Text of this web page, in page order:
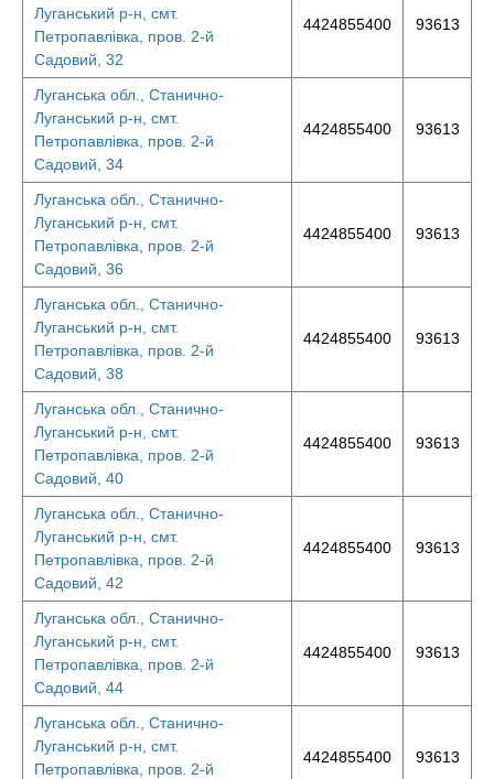
Луганський р-н, смт.
Петропавлівка, пров. 2-й
Садовий, 32
4424855400 93613
Луганська обл., Станично-
Луганський р-н, смт.
Петропавлівка, пров. 2-й
Садовий, 34
4424855400 93613
Луганська обл., Станично-
Луганський р-н, смт.
Петропавлівка, пров. 2-й
Садовий, 36
4424855400 93613
Луганська обл., Станично-
Луганський р-н, смт.
Петропавлівка, пров. 2-й
Садовий, 38
4424855400 93613
Луганська обл., Станично-
Луганський р-н, смт.
Петропавлівка, пров. 2-й
Садовий, 40
4424855400 93613
Луганська обл., Станично-
Луганський р-н, смт.
Петропавлівка, пров. 2-й
Садовий, 42
4424855400 93613
Луганська обл., Станично-
Луганський р-н, смт.
Петропавлівка, пров. 2-й
Садовий, 44
4424855400 93613
Луганська обл., Станично-
Луганський р-н, смт.
Петропавлівка, пров. 2-й
4424855400 93613